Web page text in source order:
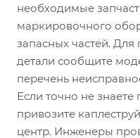
необходимые
маркировочного
запасных частей.
детали сообщите
перечень
Если точно не
привозите
центр. Инженеры